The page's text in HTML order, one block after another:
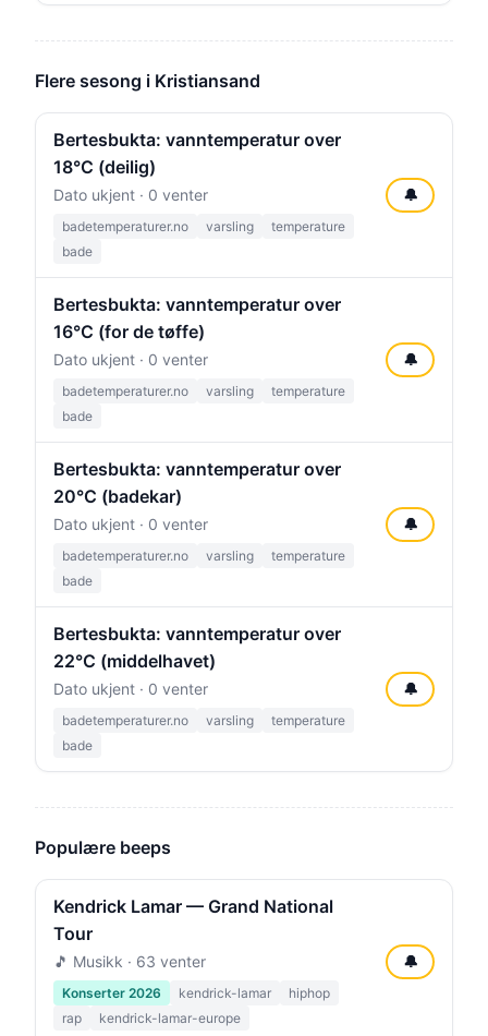
Flere sesong i Kristiansand
Bertesbukta: vanntemperatur over
18°C (deilig)
Dato ukjent · 0 venter
badetemperaturer.no varsling
temperature
bade
🔔
Bertesbukta: vanntemperatur over
16°C (for de tøffe)
Dato ukjent · 0 venter
badetemperaturer.no varsling
temperature
bade
🔔
Bertesbukta: vanntemperatur over
20°C (badekar)
Dato ukjent · 0 venter
badetemperaturer.no varsling
temperature
bade
🔔
Bertesbukta: vanntemperatur over
22°C (middelhavet)
Dato ukjent · 0 venter
badetemperaturer.no varsling
temperature
bade
🔔
Populære beeps
Kendrick Lamar — Grand National
Tour
🎵 Musikk · 63 venter
Konserter 2026 kendrick-lamar
hiphop
rap
kendrick-lamar-europe
🔔